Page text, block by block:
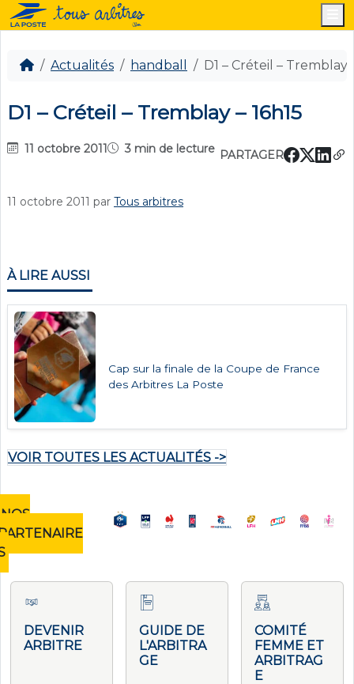
Actualités handball D1 – Créteil – Tremblay
D1 – Créteil – Tremblay – 16h15
11 octobre 2011 3 min de lecture PARTAGER
11 octobre 2011 par Tous arbitres
À LIRE AUSSI
Cap sur la finale de la Coupe de France
des Arbitres La Poste
VOIR TOUTES LES ACTUALITÉS ->
NOS
DEVENIR
ARBITRE
GUIDE DE
L'ARBITRA
GE
COMITÉ
FEMME ET
ARBITRAG
E